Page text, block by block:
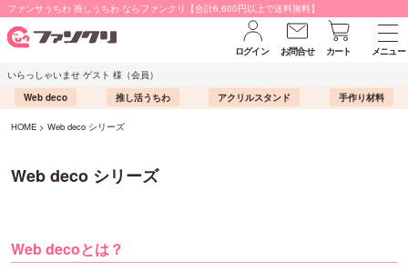
ファンサうちわ 推しうちわ ならファンクリ【合計6,600円以上で送料無料】
ログイン お問合せ カート
メニュー
いらっしゃいませ ゲスト 様（会員）
Web deco
推し活うちわ アクリルスタンド 手作り材料
HOME Web deco シリーズ
Web deco シリーズ
Web decoとは？